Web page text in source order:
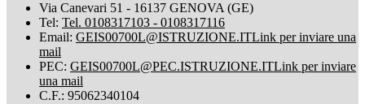
Via Canevari 51 - 16137 GENOVA (GE)
Tel: Tel. 0108317103 - 0108317116
Email: GEIS00700L@ISTRUZIONE.ITLink per inviare una
mail
PEC: GEIS00700L@PEC.ISTRUZIONE.ITLink per inviare
una mail
C.F.: 95062340104